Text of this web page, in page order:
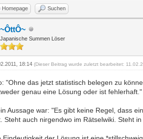
Homepage Suchen
~ÔttÔ~
Japanische Summen Löser
18:14(Dieser Beitrag wurde zuletzt bearbeitet:
"Ohne das jetzt statistisch belegen zu
genau eine Lösung oder ist
Aussage war: "Es gibt keine Regel, dass
Steht auch nirgendwo im Rätselwiki. Steht